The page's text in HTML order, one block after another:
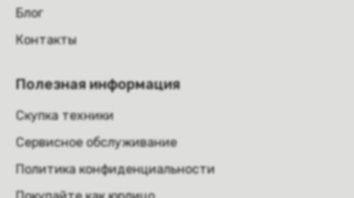
Блог
Контакты
Полезная информация
Скупка техники
Сервисное обслуживание
Политика конфиденциальности